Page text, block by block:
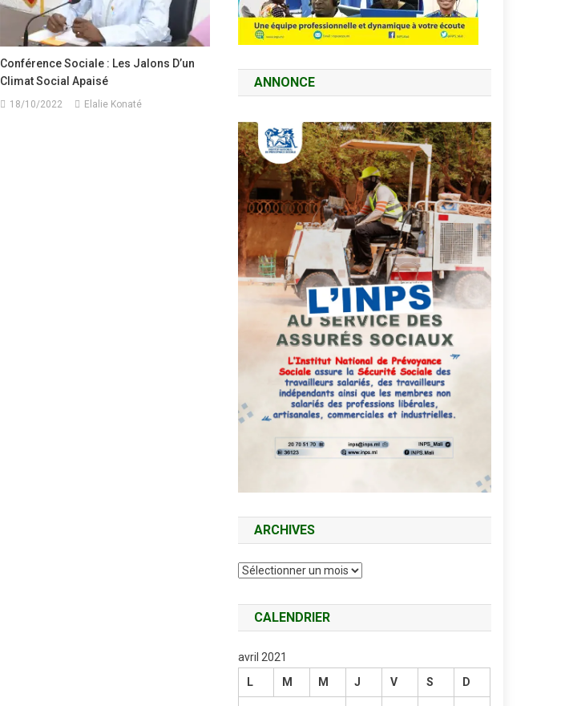
Conférence Sociale : Les Jalons D’un
Climat Social Apaisé
18/10/2022 Elalie Konaté
ANNONCE
ARCHIVES
Archives
CALENDRIER
avril 2021
L
M M J V S D